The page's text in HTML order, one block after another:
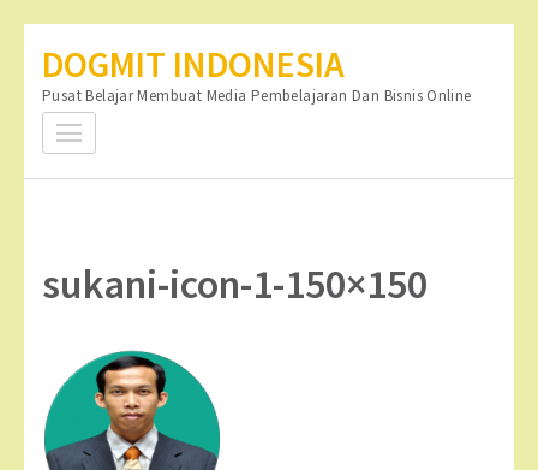
konten
(Tekan
DOGMIT INDONESIA
Pusat Belajar Membuat Media Pembelajaran Dan Bisnis Online
sukani-icon-1-150×150